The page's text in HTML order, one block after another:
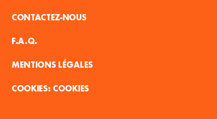
CONTACTEZ-NOUS
F.A.Q.
MENTIONS LÉGALES
COOKIES